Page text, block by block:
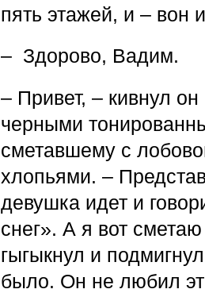
пять этажей, и – вон
– Здорово, Вадим.
– Привет, – кивнул
черными
сметавшему с
хлопьями. –
девушка идет и
снег». А я вот
гыгыкнул и
было. Он не любил